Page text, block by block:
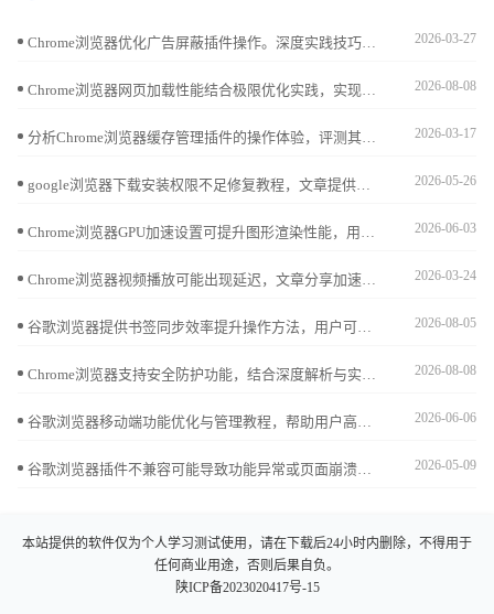
Chrome浏览器优化广告屏蔽插件操作。深度实践技巧提升网页浏览体验，使用户减少广告干扰，提高上网效率和舒适度。 2026-03-27
Chrome浏览器网页加载性能结合极限优化实践，实现速度提升策略。AI辅助方法帮助用户减少延迟，优化页面响应与浏览体验。 2026-08-08
分析Chrome浏览器缓存管理插件的操作体验，评测其实用性和便捷性，推荐优质工具。 2026-03-17
google浏览器下载安装权限不足修复教程，文章提供管理员权限设置、系统权限检查及操作方法，帮助用户顺利完成安装。 2026-05-26
Chrome浏览器GPU加速设置可提升图形渲染性能，用户通过实测技巧优化硬件加速配置，实现浏览器流畅显示和高效操作。 2026-06-03
Chrome浏览器视频播放可能出现延迟，文章分享加速操作技巧与实操方法，帮助用户实现流畅播放体验，提高操作效率。 2026-03-24
谷歌浏览器提供书签同步效率提升操作方法，用户可以快速同步收藏内容，实现多设备高效管理，提高收藏查找速度和使用便利性。 2026-08-05
Chrome浏览器支持安全防护功能，结合深度解析与实际应用，帮助用户优化隐私保护与使用安全。 2026-08-08
谷歌浏览器移动端功能优化与管理教程，帮助用户高效配置功能设置，提升移动端浏览性能和操作体验，实现流畅便捷的使用效果。 2026-06-06
谷歌浏览器插件不兼容可能导致功能异常或页面崩溃，可通过更新插件版本、调整权限设置、禁用冲突插件等方法进行优化，确保扩展功能稳定运行。 2026-05-09
本站提供的软件仅为个人学习测试使用，请在下载后24小时内删除，不得用于
任何商业用途，否则后果自负。
陕ICP备2023020417号-15